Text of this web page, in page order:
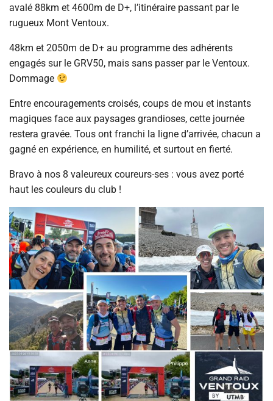
avalé 88km et 4600m de D+, l’itinéraire passant par le
rugueux Mont Ventoux.
48km et 2050m de D+ au programme des adhérents
engagés sur le GRV50, mais sans passer par le Ventoux.
Dommage
Entre encouragements croisés, coups de mou et instants
magiques face aux paysages grandioses, cette journée
restera gravée. Tous ont franchi la ligne d’arrivée, chacun a
gagné en expérience, en humilité, et surtout en fierté.
Bravo à nos 8 valeureux coureurs-ses : vous avez porté
haut les couleurs du club !